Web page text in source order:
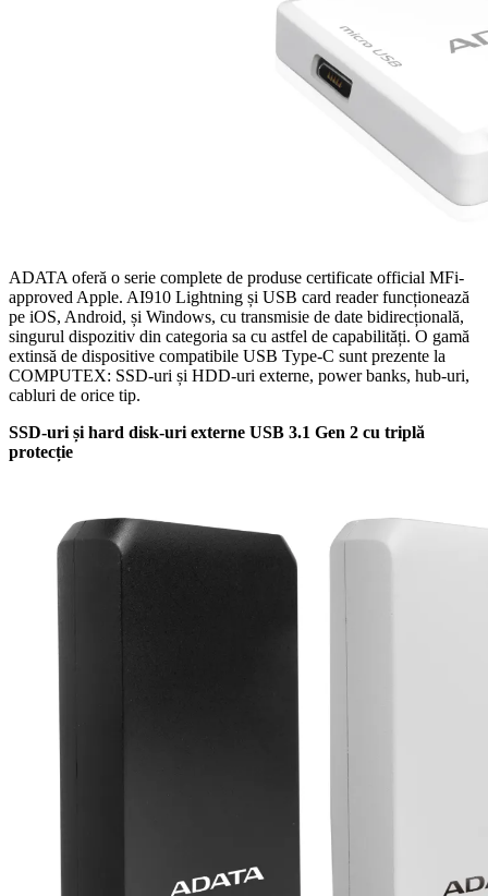
ADATA oferă o serie complete de produse certificate official MFi-
approved Apple. AI910 Lightning și USB card reader funcționează
pe iOS, Android, și Windows, cu transmisie de date bidirecțională,
singurul dispozitiv din categoria sa cu astfel de capabilități. O gamă
extinsă de dispositive compatibile USB Type-C sunt prezente la
COMPUTEX: SSD-uri și HDD-uri externe, power banks, hub-uri,
cabluri de orice tip.
SSD-uri și hard disk-uri externe USB 3.1 Gen 2 cu triplă
protecție